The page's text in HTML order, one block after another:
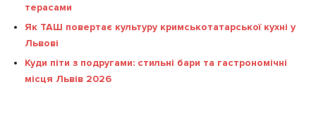
терасами
Як ТАШ повертає культуру кримськотатарської кухні у
Львові
Куди піти з подругами: стильні бари та гастрономічні
місця Львів 2026